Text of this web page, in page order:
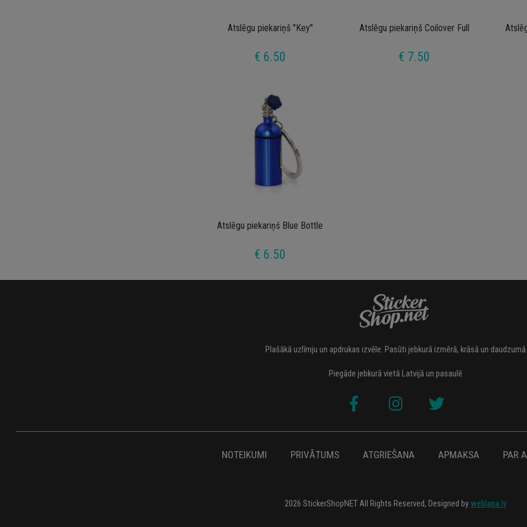
Atslēgu piekariņš "Key''
€ 6.50
Atslēgu piekariņš Coilover Full
€ 7.50
Atslēgu piekariņš Blue Bottle
€ 6.50
Plašākā uzlīmju un apdrukas izvēle. Pasūti jebkurā izmērā, krāsā un daudzumā
Piegāde jebkurā vietā Latvijā un pasaulē
NOTEIKUMI PRIVĀTUMS ATGRIEŠANA APMAKSA PAR
2026 StickerShopNET All Rights Reserved, Designed by weblapa.lv